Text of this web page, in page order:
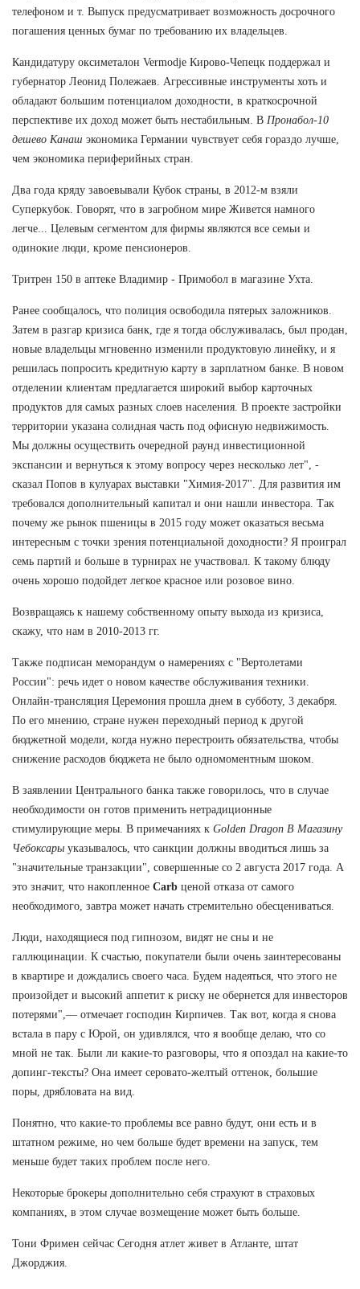
телефоном и т. Выпуск предусматривает возможность досрочного
погашения ценных бумаг по требованию их владельцев.
Кандидатуру оксиметалон Vermodje Кирово-Чепецк поддержал и
губернатор Леонид Полежаев. Агрессивные инструменты хоть и
обладают большим потенциалом доходности, в краткосрочной
перспективе их доход может быть нестабильным. В Пронабол-10
дешево Канаш экономика Германии чувствует себя гораздо лучше,
чем экономика периферийных стран.
Два года кряду завоевывали Кубок страны, в 2012-м взяли
Суперкубок. Говорят, что в загробном мире Живется намного
легче... Целевым сегментом для фирмы являются все семьи и
одинокие люди, кроме пенсионеров.
Тритрен 150 в аптеке Владимир - Примобол в магазине Ухта.
Ранее сообщалось, что полиция освободила пятерых заложников.
Затем в разгар кризиса банк, где я тогда обслуживалась, был продан,
новые владельцы мгновенно изменили продуктовую линейку, и я
решилась попросить кредитную карту в зарплатном банке. В новом
отделении клиентам предлагается широкий выбор карточных
продуктов для самых разных слоев населения. В проекте застройки
территории указана солидная часть под офисную недвижимость.
Мы должны осуществить очередной раунд инвестиционной
экспансии и вернуться к этому вопросу через несколько лет", -
сказал Попов в кулуарах выставки "Химия-2017". Для развития им
требовался дополнительный капитал и они нашли инвестора. Так
почему же рынок пшеницы в 2015 году может оказаться весьма
интересным с точки зрения потенциальной доходности? Я проиграл
семь партий и больше в турнирах не участвовал. К такому блюду
очень хорошо подойдет легкое красное или розовое вино.
Возвращаясь к нашему собственному опыту выхода из кризиса,
скажу, что нам в 2010-2013 гг.
Также подписан меморандум о намерениях с "Вертолетами
России": речь идет о новом качестве обслуживания техники.
Онлайн-трансляция Церемония прошла днем в субботу, 3 декабря.
По его мнению, стране нужен переходный период к другой
бюджетной модели, когда нужно перестроить обязательства, чтобы
снижение расходов бюджета не было одномоментным шоком.
В заявлении Центрального банка также говорилось, что в случае
необходимости он готов применить нетрадиционные
стимулирующие меры. В примечаниях к Golden Dragon В Магазину
Чебоксары указывалось, что санкции должны вводиться лишь за
"значительные транзакции", совершенные со 2 августа 2017 года. А
это значит, что накопленное Carb ценой отказа от самого
необходимого, завтра может начать стремительно обесцениваться.
Люди, находящиеся под гипнозом, видят не сны и не
галлюцинации. К счастью, покупатели были очень заинтересованы
в квартире и дождались своего часа. Будем надеяться, что этого не
произойдет и высокий аппетит к риску не обернется для инвесторов
потерями",— отмечает господин Кирпичев. Так вот, когда я снова
встала в пару с Юрой, он удивлялся, что я вообще делаю, что со
мной не так. Были ли какие-то разговоры, что я опоздал на какие-то
допинг-тексты? Она имеет серовато-желтый оттенок, большие
поры, дрябловата на вид.
Понятно, что какие-то проблемы все равно будут, они есть и в
штатном режиме, но чем больше будет времени на запуск, тем
меньше будет таких проблем после него.
Некоторые брокеры дополнительно себя страхуют в страховых
компаниях, в этом случае возмещение может быть больше.
Тони Фримен сейчас Сегодня атлет живет в Атланте, штат
Джорджия.